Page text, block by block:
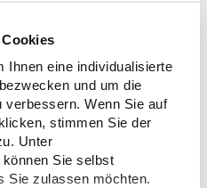
Ihnen eine individualisierte
und um die
Wenn Sie auf
stimmen Sie der
Unter
können Sie selbst
Sie zulassen möchten.
Overlock-Nähte
Stellen Neutrales
Veredelung/Personalisierung
ab16,05 € *